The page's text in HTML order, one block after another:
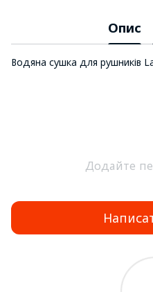
Опис
Водяна сушка для рушників
Додайте